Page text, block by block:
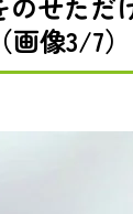
像3/7）